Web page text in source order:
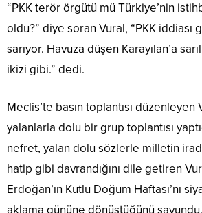
“PKK terör örgütü mü Türkiye’nin
oldu?” diye soran Vural, “PKK iddiası
sarıyor. Havuza düşen Karayılan’a
ikizi gibi.” dedi.
Meclis’te basın toplantısı düzenleyen
yalanlarla dolu bir grup toplantısı
nefret, yalan dolu sözlerle milletin
hatip gibi davrandığını dile getiren
Erdoğan’ın Kutlu Doğum Haftası’nı